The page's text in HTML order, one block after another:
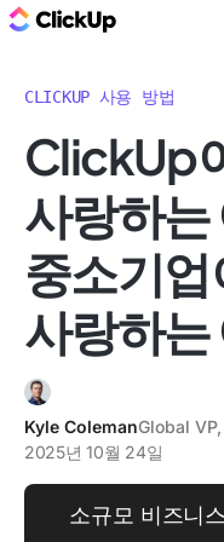
CLICKUP 사용 방법
ClickUp
사랑하는
중소기
사랑하는
Kyle ColemanGlobal
2025년 10월 24일
소규모 비즈니